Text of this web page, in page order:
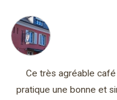
Ce très agréable
pratique une bonne et